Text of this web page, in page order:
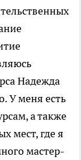
Надежда
У меня есть
а также
мест, где я
мастер-